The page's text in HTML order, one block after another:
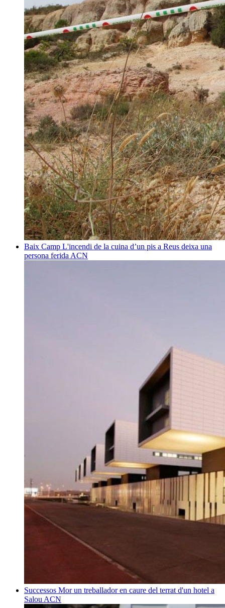
Baix Camp L'incendi de la cuina d’un pis a Reus deixa una
persona ferida ACN
Successos Mor un treballador en caure del terrat d'un hotel a
Salou ACN